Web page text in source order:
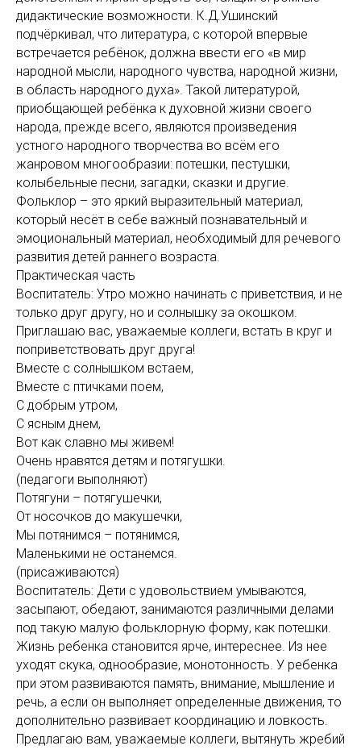
дидактические возможности. К.Д.Ушинский
подчёркивал, что литература, с которой впервые
встречается ребёнок, должна ввести его «в мир
народной мысли, народного чувства, народной жизни,
в область народного духа». Такой литературой,
приобщающей ребёнка к духовной жизни своего
народа, прежде всего, являются произведения
устного народного творчества во всём его
жанровом многообразии: потешки, пестушки,
колыбельные песни, загадки, сказки и другие.
Фольклор – это яркий выразительный материал,
который несёт в себе важный познавательный и
эмоциональный материал, необходимый для речевого
развития детей раннего возраста.
Практическая часть
Воспитатель: Утро можно начинать с приветствия, и не
только друг другу, но и солнышку за окошком.
Приглашаю вас, уважаемые коллеги, встать в круг и
поприветствовать друг друга!
Вместе с солнышком встаем,
Вместе с птичками поем,
С добрым утром,
С ясным днем,
Вот как славно мы живем!
Очень нравятся детям и потягушки.
(педагоги выполняют)
Потягуни – потягушечки,
От носочков до макушечки,
Мы потянимся – потянимся,
Маленькими не останемся.
(присаживаются)
Воспитатель: Дети с удовольствием умываются,
засыпают, обедают, занимаются различными делами
под такую малую фольклорную форму, как потешки.
Жизнь ребенка становится ярче, интереснее. Из нее
уходят скука, однообразие, монотонность. У ребенка
при этом развиваются память, внимание, мышление и
речь, а если он выполняет определенные движения, то
дополнительно развивает координацию и ловкость.
Предлагаю вам, уважаемые коллеги, вытянуть жребий